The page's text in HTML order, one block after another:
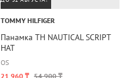
TOMMY HILFIGER
Панамка TH NAUTICAL SCRIPT
HAT
OS
21 960 ₸ 54 900 ₸